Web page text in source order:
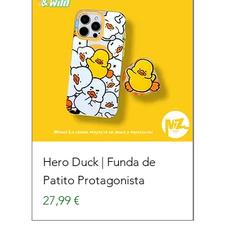
Hero Duck | Funda de
Patito Protagonista
Precio
27,99 €